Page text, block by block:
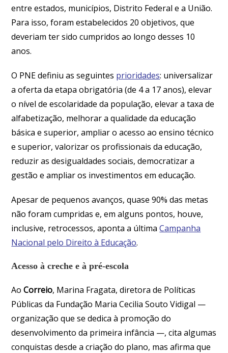
entre estados, municípios, Distrito Federal e a União.
Para isso, foram estabelecidos 20 objetivos, que
deveriam ter sido cumpridos ao longo desses 10
anos.
O PNE definiu as seguintes prioridades: universalizar
a oferta da etapa obrigatória (de 4 a 17 anos), elevar
o nível de escolaridade da população, elevar a taxa de
alfabetização, melhorar a qualidade da educação
básica e superior, ampliar o acesso ao ensino técnico
e superior, valorizar os profissionais da educação,
reduzir as desigualdades sociais, democratizar a
gestão e ampliar os investimentos em educação.
Apesar de pequenos avanços, quase 90% das metas
não foram cumpridas e, em alguns pontos, houve,
inclusive, retrocessos, aponta a últimaCampanha
Nacional pelo Direito à Educação.
Acesso à creche e à pré-escola
AoCorreio, Marina Fragata, diretora de Políticas
Públicas da Fundação Maria Cecilia Souto Vidigal —
organização que se dedica à promoção do
desenvolvimento da primeira infância —, cita algumas
conquistas desde a criação do plano, mas afirma que